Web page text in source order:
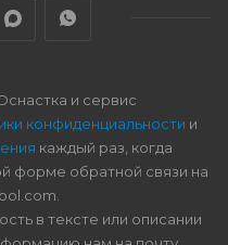
и сервис
конфиденциальности и
каждый раз, когда
форме обратной связи на
в тексте или описании